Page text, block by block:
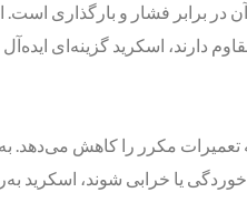
در برابر فشار و بارگذاری
دارند، اسکرید گزینه‌ای ایده‌آل
تعمیرات مکرر را کاهش می‌دهد.
یا خرابی شوند، اسکرید